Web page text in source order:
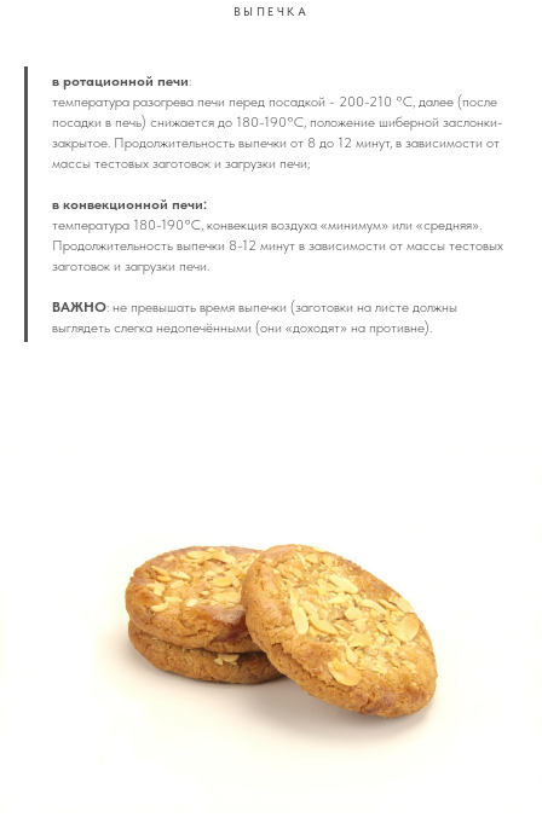
ВЫПЕЧКА
в ротационной печи:
температура разогрева печи перед посадкой - 200-210 °С, далее (после
посадки в печь) снижается до 180-190°С, положение шиберной заслонки-
закрытое. Продолжительность выпечки от 8 до 12 минут, в зависимости от
массы тестовых заготовок и загрузки печи;
в конвекционной печи:
температура 180-190°С, конвекция воздуха «минимум» или «средняя».
Продолжительность выпечки 8-12 минут в зависимости от массы тестовых
заготовок и загрузки печи.
ВАЖНО: не превышать время выпечки (заготовки на листе должны
выглядеть слегка недопечёнными (они «доходят» на противне).